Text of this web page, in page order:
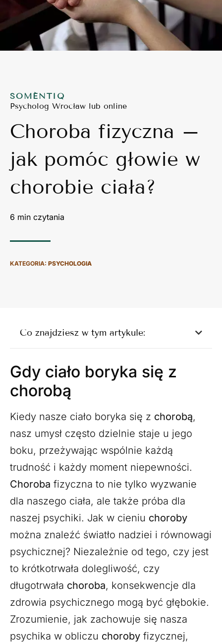
SOMÉNTIQ
Psycholog Wrocław lub online
Choroba fizyczna –
jak pomóc głowie w
chorobie ciała?
KATEGORIA: PSYCHOLOGIA
Co znajdziesz w tym artykule:
Gdy ciało boryka się z
chorobą
Kiedy nasze ciało boryka się z chorobą,
nasz umysł często dzielnie staje u jego
boku, przeżywając wspólnie każdą
trudność i każdy moment niepewności.
Choroba fizyczna to nie tylko wyzwanie
dla naszego ciała, ale także próba dla
naszej psychiki. Jak w cieniu choroby
można znaleźć światło nadziei i równowagi
psychicznej? Niezależnie od tego, czy jest
to krótkotrwała dolegliwość, czy
długotrwała choroba, konsekwencje dla
zdrowia psychicznego mogą być głębokie.
Zrozumienie, jak zachowuje się nasza
psychika w obliczu choroby fizycznej,